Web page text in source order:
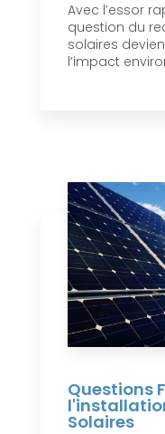
Avec l’essor
question du
solaires
l’impact
Questions
Solaires